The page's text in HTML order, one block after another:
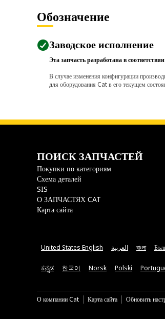
Обозначение
Заводское исполнение
Эта запчасть разработана в
В случае изменения конфигурации
для оборудования Cat в его текущем
ПОИСК ЗАПЧАСТЕЙ
Покупки по категориям
Схема деталей
SIS
О ЗАПЧАСТЯХ CAT
Карта сайта
United States English العربية বাংলা
ಕನ್ನಡ 한국어 Norsk Polski
О компании Cat Карта сайта Обновить